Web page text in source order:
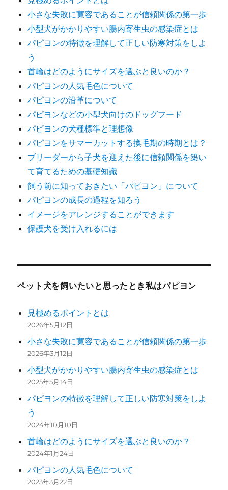
小さな失敗に寛容であることが信頼関係の第一歩
小型犬がかかりやすい腸内寄生虫の感染症とは
パピヨンの特徴を理解して正しい防寒対策をしよ
う
首輪はどのようにサイズを選ぶと良いのか？
パピヨンの人気毛色について
パピヨンの沿革について
パピヨンなどの小型犬向けのドッグフード
パピヨンの犬種標準と理想像
パピヨンをサマーカットする換毛期の時期とは？
ブリーダーから子犬を迎えた後に信頼関係を築い
て育てるための基礎知識
飼う前に知っておきたい「パピヨン」について
パピヨンの成長の過程を知ろう
イメージをアレンジすることができます
保護犬を受け入れるには
ペット犬を飼いたいと思ったとき私はパピヨン
見極めるポイントとは
2026年5月12日
小さな失敗に寛容であることが信頼関係の第一歩
2026年3月12日
小型犬がかかりやすい腸内寄生虫の感染症とは
2025年5月14日
パピヨンの特徴を理解して正しい防寒対策をしよ
う
2024年10月10日
首輪はどのようにサイズを選ぶと良いのか？
2024年1月24日
パピヨンの人気毛色について
2023年3月22日